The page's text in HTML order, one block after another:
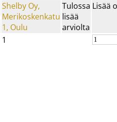
Shelby Oy,
Merikoskenkatu
1, Oulu
Tulossa
lisää
arviolta
Lisää
1